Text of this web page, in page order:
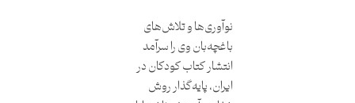
نوآوری‌ها و تلاش‌های
باغچه‌بان وی را سرآمد
انتشار کتاب کودکان در
ایران، پایه‌گذار روش